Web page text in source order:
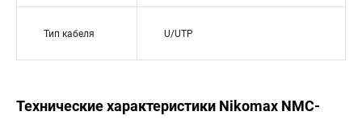
Тип кабеля U/UTP
Технические характеристики Nikomax NMC-